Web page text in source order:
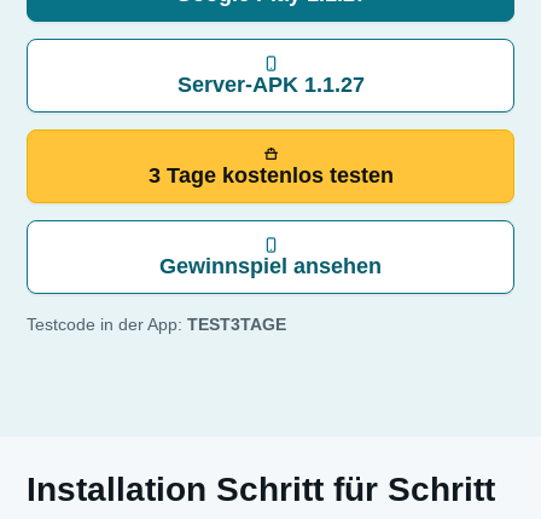
Server-APK 1.1.27
3 Tage kostenlos testen
Gewinnspiel ansehen
Testcode in der App: TEST3TAGE
Installation Schritt für Schritt